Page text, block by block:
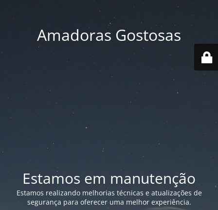
Amadoras Gostosas
Estamos em manutenção
Estamos realizando melhorias técnicas e atualizações de
segurança para oferecer uma melhor experiência.